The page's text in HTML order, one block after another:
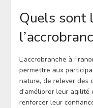
Quels sont
L’accrobranche à
permettre aux
nature, de relever des
d’améliorer leur
renforcer leur